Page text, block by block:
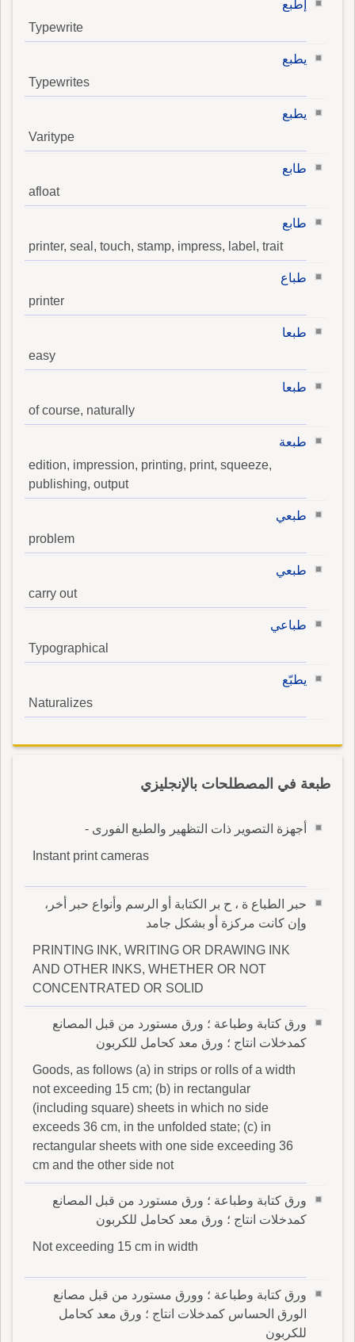
إطبع
Typewrite
يطبع
Typewrites
يطبع
Varitype
طابع
afloat
طابع
printer, seal, touch, stamp, impress, label, trait
طباع
printer
طبعا
easy
طبعا
of course, naturally
طبعة
edition, impression, printing, print, squeeze,
publishing, output
طبعي
problem
طبعي
carry out
طباعي
Typographical
يطبّع
Naturalizes
طبعة في المصطلحات بالإنجليزي
أجهزة التصوير ذات التظهير والطبع الفورى -
Instant print cameras
حبر الطباع ة ، ح بر الكتابة أو الرسم وأنواع حبر أخر،
وإن كانت مركزة أو بشكل جامد
PRINTING INK, WRITING OR DRAWING INK
AND OTHER INKS, WHETHER OR NOT
CONCENTRATED OR SOLID
ورق كتابة وطباعة ؛ ورق مستورد من قبل المصانع
كمدخلات انتاج ؛ ورق معد كحامل للكربون
Goods, as follows (a) in strips or rolls of a width
not exceeding 15 cm; (b) in rectangular
(including square) sheets in which no side
exceeds 36 cm, in the unfolded state; (c) in
rectangular sheets with one side exceeding 36
cm and the other side not
ورق كتابة وطباعة ؛ ورق مستورد من قبل المصانع
كمدخلات انتاج ؛ ورق معد كحامل للكربون
Not exceeding 15 cm in width
ورق كتابة وطباعة ؛ وورق مستورد من قبل مصانع
الورق الحساس كمدخلات انتاج ؛ ورق معد كحامل
للكربون